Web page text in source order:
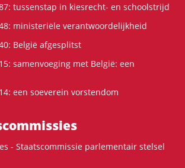
tussenstap in kiesrecht- en schoolstrijd
ministeriële verantwoordelijkheid
België afgesplitst
samenvoeging met België: een
een soeverein vorstendom
- Staatscommissie parlementair stelsel